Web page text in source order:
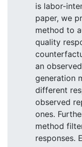
is labor-
paper, we
method to
quality
an
generation
different
observed
ones.
method
responses.